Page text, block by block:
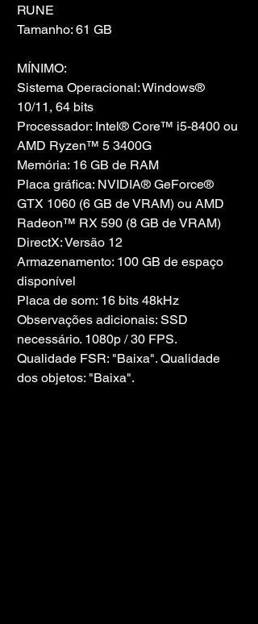
RUNE
Tamanho: 61 GB
MÍNIMO:
Sistema Operacional: Windows®
10/11, 64 bits
Processador: Intel® Core™ i5-8400 ou
AMD Ryzen™ 5 3400G
Memória: 16 GB de RAM
Placa gráfica: NVIDIA® GeForce®
GTX 1060 (6 GB de VRAM) ou AMD
Radeon™ RX 590 (8 GB de VRAM)
DirectX: Versão 12
Armazenamento: 100 GB de espaço
disponível
Placa de som: 16 bits 48kHz
Observações adicionais: SSD
necessário. 1080p / 30 FPS.
Qualidade FSR: "Baixa". Qualidade
dos objetos: "Baixa".